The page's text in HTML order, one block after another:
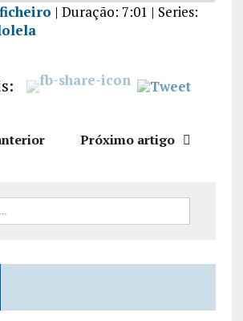
| Duração: 7:01 | Series:
Próximo artigo